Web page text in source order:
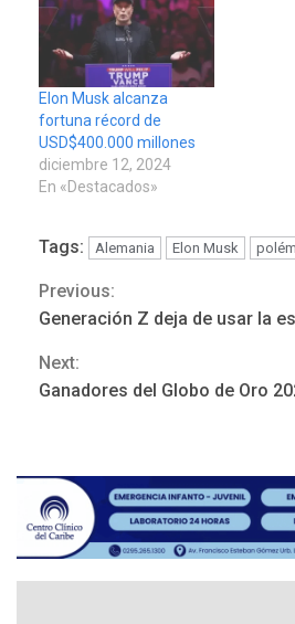
Elon Musk alcanza
fortuna récord de
USD$400.000 millones
diciembre 12, 2024
En «Destacados»
Tags: Alemania Elon Musk
Continue
Reading
Previous:
Generación Z deja de usar la
Next:
Ganadores del Globo de Oro
3
REGIONALES
lentes
4
problema
REGIONALES
Alcaldía
Núcleo